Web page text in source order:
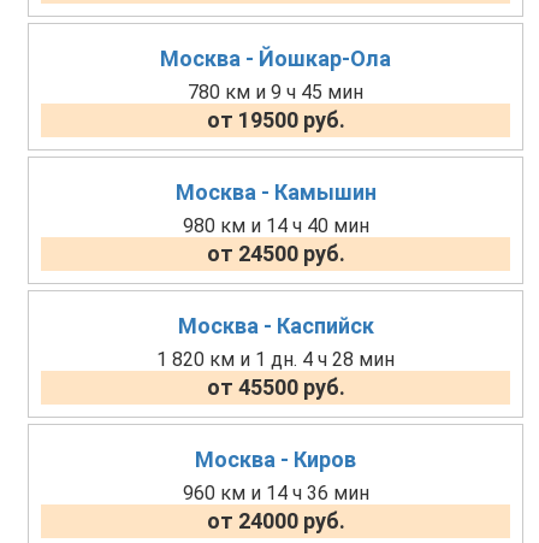
Москва - Йошкар-Ола
780 км и 9 ч 45 мин
от 19500 руб.
Москва - Камышин
980 км и 14 ч 40 мин
от 24500 руб.
Москва - Каспийск
1 820 км и 1 дн. 4 ч 28 мин
от 45500 руб.
Москва - Киров
960 км и 14 ч 36 мин
от 24000 руб.